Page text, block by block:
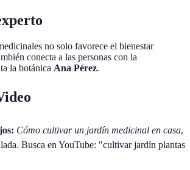
no solo favorece el bienestar
conecta a las personas con la
la botánica Ana Pérez.
Cómo cultivar un jardín medicinal en casa,
Busca en YouTube: "cultivar jardín plantas